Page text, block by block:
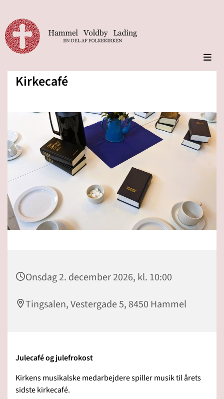
Kirkecafé
Onsdag 2. december 2026, kl. 10:00
Tingsalen, Vestergade 5, 8450 Hammel
Julecafé og julefrokost
Kirkens musikalske medarbejdere spiller musik til årets
sidste kirkecafé.